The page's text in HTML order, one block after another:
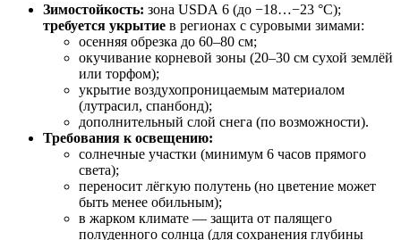
Зимостойкость: зона USDA 6 (до −18…−23 °C);
требуется укрытие в регионах с суровыми зимами:
осенняя обрезка до 60–80 см;
окучивание корневой зоны (20–30 см сухой землёй
или торфом);
укрытие воздухопроницаемым материалом
(лутрасил, спанбонд);
дополнительный слой снега (по возможности).
Требования к освещению:
солнечные участки (минимум 6 часов прямого
света);
переносит лёгкую полутень (но цветение может
быть менее обильным);
в жарком климате — защита от палящего
полуденного солнца (для сохранения глубины